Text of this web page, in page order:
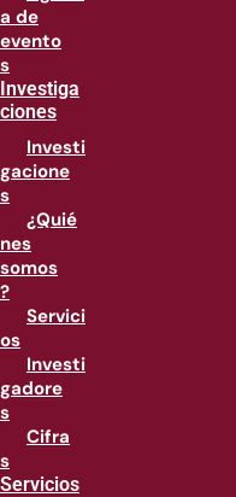
a de
evento
s
Investiga
ciones
Investi
gacione
s
¿Quié
nes
somos
?
Servici
os
Investi
gadore
s
Cifra
s
Servicios